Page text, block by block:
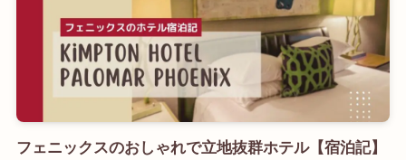
フェニックスのおしゃれで立地抜群ホテル【宿泊記】